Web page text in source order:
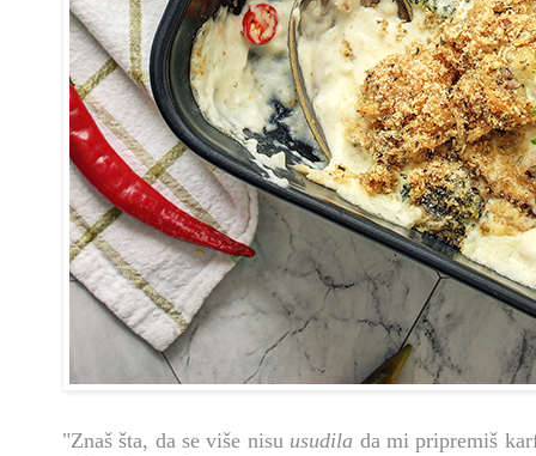
"Znaš šta, da se više nisu usudila da mi pripremiš